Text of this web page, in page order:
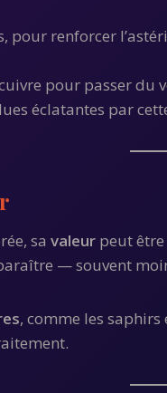
pour renforcer
pour passer du
éclatantes par
sa valeur peut
— souvent
, comme les saphirs